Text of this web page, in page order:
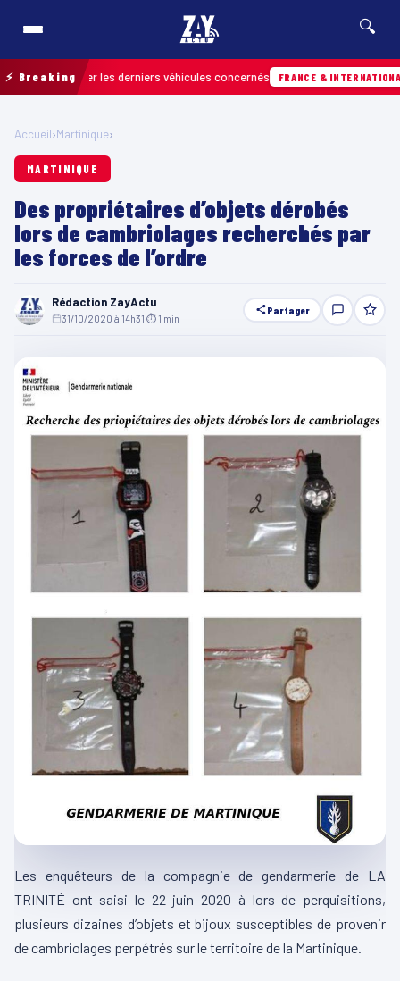
🔍
⚡ Breaking
retrouver les derniers véhicules concernés FRANCE & INTERNATIONALE
Accueil›Martinique›
MARTINIQUE
Des propriétaires d’objets dérobés
lors de cambriolages recherchés par
les forces de l’ordre
Rédaction ZayActu
31/10/2020 à 14h31 ⏱ 1 min
Partager
Les enquêteurs de la compagnie de gendarmerie de LA
TRINITÉ ont saisi le 22 juin 2020 à lors de perquisitions,
plusieurs dizaines d’objets et bijoux susceptibles de provenir
de cambriolages perpétrés sur le territoire de la Martinique.